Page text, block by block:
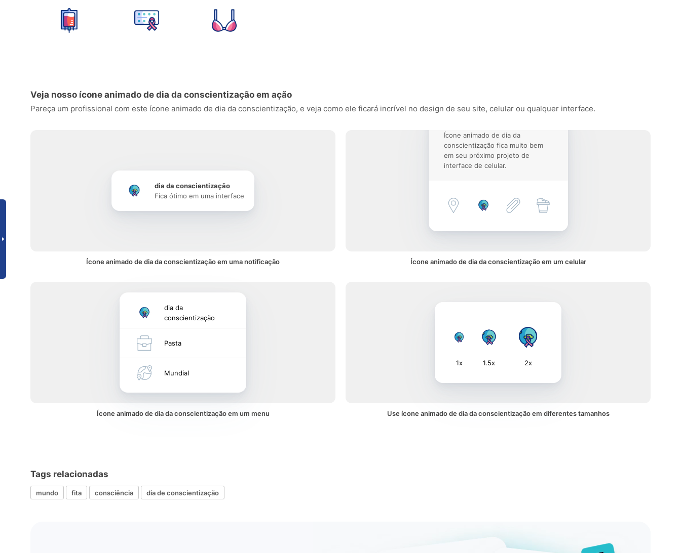
Veja nosso ícone animado de dia da conscientização em ação
Pareça um profissional com este ícone animado de dia da conscientização, e veja como ele ficará incrível no design de seu site, celular ou qualquer interface.
dia da conscientização
Fica ótimo em uma interface
Ícone animado de dia da conscientização em uma notificação
Ícone animado de dia da
conscientização fica muito bem
em seu próximo projeto de
interface de celular.
Ícone animado de dia da conscientização em um celular
dia da
conscientização
Pasta
Mundial
Ícone animado de dia da conscientização em um menu
1x 1.5x 2x
Use ícone animado de dia da conscientização em diferentes tamanhos
Tags relacionadas
mundo fita consciência dia de conscientização